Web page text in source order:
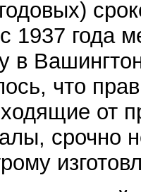
1937 года
в
что
от
срочно